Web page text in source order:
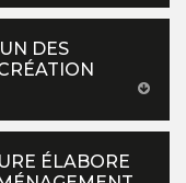
DES
ÉLABORE